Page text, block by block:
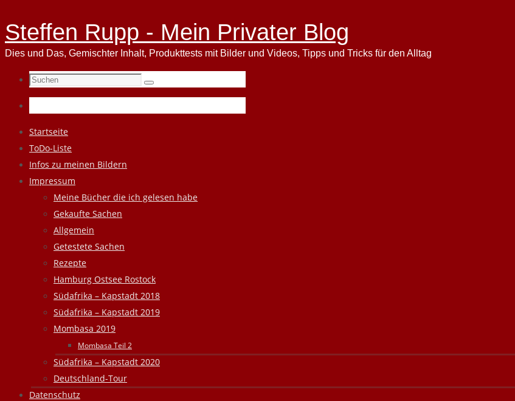
Steffen Rupp - Mein Privater Blog
Dies und Das, Gemischter Inhalt, Produkttests mit Bilder und Videos, Tipps und Tricks für den Alltag
Suchen
nach:
Suchen
Zum
Inhalt
springen
Startseite
ToDo-Liste
Infos zu meinen Bildern
Impressum
Meine Bücher die ich gelesen habe
Gekaufte Sachen
Allgemein
Getestete Sachen
Rezepte
Hamburg Ostsee Rostock
Südafrika – Kapstadt 2018
Südafrika – Kapstadt 2019
Mombasa 2019
Mombasa Teil 2
Südafrika – Kapstadt 2020
Deutschland-Tour
Datenschutz